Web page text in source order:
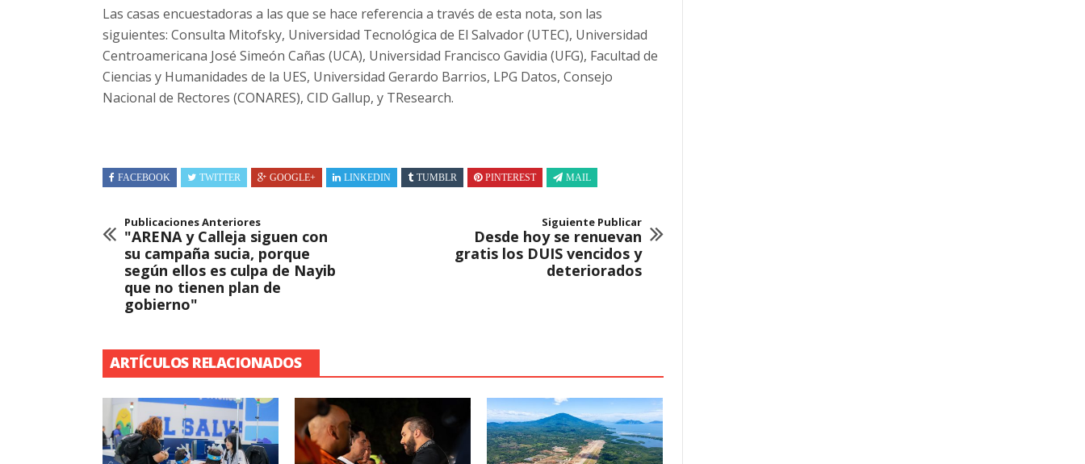
Las casas encuestadoras a las que se hace referencia a través de esta nota, son las
siguientes: Consulta Mitofsky, Universidad Tecnológica de El Salvador (UTEC), Universidad
Centroamericana José Simeón Cañas (UCA), Universidad Francisco Gavidia (UFG), Facultad de
Ciencias y Humanidades de la UES, Universidad Gerardo Barrios, LPG Datos, Consejo
Nacional de Rectores (CONARES), CID Gallup, y TResearch.
FACEBOOK TWITTER GOOGLE+ LINKEDIN TUMBLR PINTEREST MAIL
Publicaciones Anteriores
"ARENA y Calleja siguen con
su campaña sucia, porque
según ellos es culpa de Nayib
que no tienen plan de
gobierno"
Siguiente Publicar
Desde hoy se renuevan
gratis los DUIS vencidos y
deteriorados
ARTÍCULOS RELACIONADOS